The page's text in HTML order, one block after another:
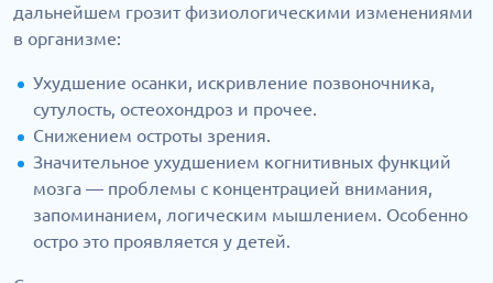
дальнейшем грозит физиологическими изменениями
в организме:
Ухудшение осанки, искривление позвоночника,
сутулость, остеохондроз и прочее.
Снижением остроты зрения.
Значительное ухудшением когнитивных функций
мозга — проблемы с концентрацией внимания,
запоминанием, логическим мышлением. Особенно
остро это проявляется у детей.